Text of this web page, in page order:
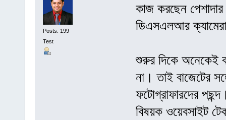
Posts: 199
Test
কাজ করছেন
ডিএসএলআর
শুরুর দিকে অনেকেই
না। তাই বাজেটের
ফটোগ্রাফারদের
বিষয়ক ওয়েবসাইট